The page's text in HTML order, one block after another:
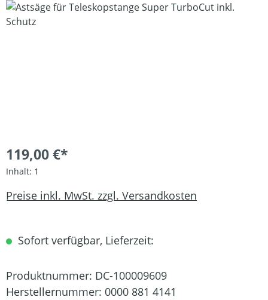
Bildergalerie überspringen
119,00 €*
Inhalt: 1
Preise inkl. MwSt. zzgl. Versandkosten
Sofort verfügbar, Lieferzeit:
Produktnummer: DC-100009609
Herstellernummer: 0000 881 4141